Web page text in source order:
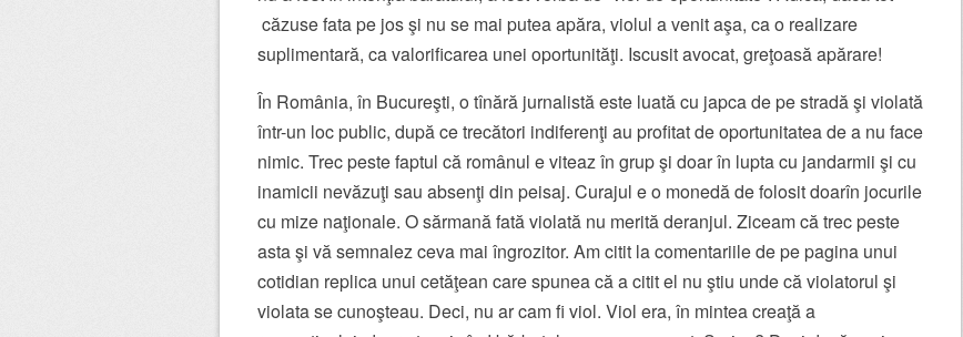
căzuse fata pe jos şi nu se mai putea apăra, violul a venit aşa, ca o realizare
suplimentară, ca valorificarea unei oportunităţi. Iscusit avocat, greţoasă apărare!
În România, în Bucureşti, o tînără jurnalistă este luată cu japca de pe stradă şi violată
într-un loc public, după ce trecători indiferenţi au profitat de oportunitatea de a nu face
nimic. Trec peste faptul că românul e viteaz în grup şi doar în lupta cu jandarmii şi cu
inamicii nevăzuţi sau absenţi din peisaj. Curajul e o monedă de folosit doarîn jocurile
cu mize naţionale. O sărmană fată violată nu merită deranjul. Ziceam că trec peste
asta şi vă semnalez ceva mai îngrozitor. Am citit la comentariile de pe pagina unui
cotidian replica unui cetăţean care spunea că a citit el nu ştiu unde că violatorul şi
violata se cunoşteau. Deci, nu ar cam fi viol. Viol era, în mintea creaţă a